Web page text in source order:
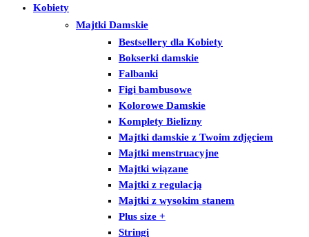
Kobiety
Majtki Damskie
Bestsellery dla Kobiety
Bokserki damskie
Falbanki
Figi bambusowe
Kolorowe Damskie
Komplety Bielizny
Majtki damskie z Twoim zdjęciem
Majtki menstruacyjne
Majtki wiązane
Majtki z regulacją
Majtki z wysokim stanem
Plus size +
Stringi